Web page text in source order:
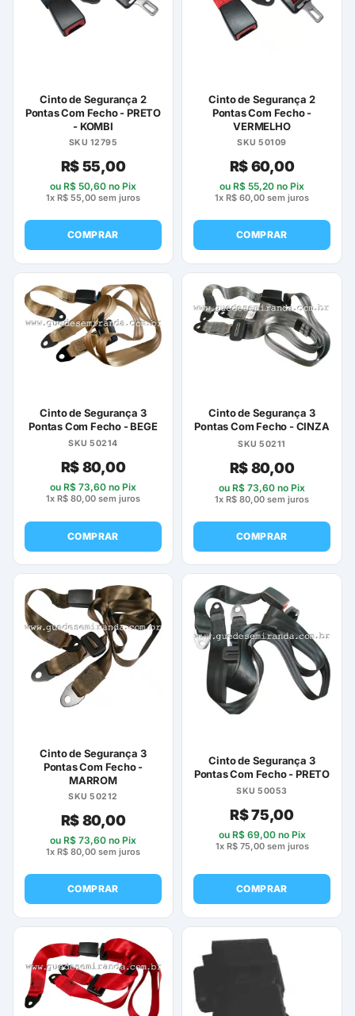
Cinto de Segurança 2
Pontas Com Fecho - PRETO
- KOMBI
SKU 12795
R$55,00
ou R$ 50,60 no Pix
1x R$ 55,00 sem juros
COMPRAR
Cinto de Segurança 2
Pontas Com Fecho -
VERMELHO
SKU 50109
R$60,00
ou R$ 55,20 no Pix
1x R$ 60,00 sem juros
COMPRAR
Cinto de Segurança 3
Pontas Com Fecho - BEGE
SKU 50214
R$80,00
ou R$ 73,60 no Pix
1x R$ 80,00 sem juros
COMPRAR
Cinto de Segurança 3
Pontas Com Fecho - CINZA
SKU 50211
R$80,00
ou R$ 73,60 no Pix
1x R$ 80,00 sem juros
COMPRAR
Cinto de Segurança 3
Pontas Com Fecho -
MARROM
SKU 50212
R$80,00
ou R$ 73,60 no Pix
1x R$ 80,00 sem juros
COMPRAR
Cinto de Segurança 3
Pontas Com Fecho - PRETO
SKU 50053
R$75,00
ou R$69,00no Pix
1x R$75,00sem juros
COMPRAR